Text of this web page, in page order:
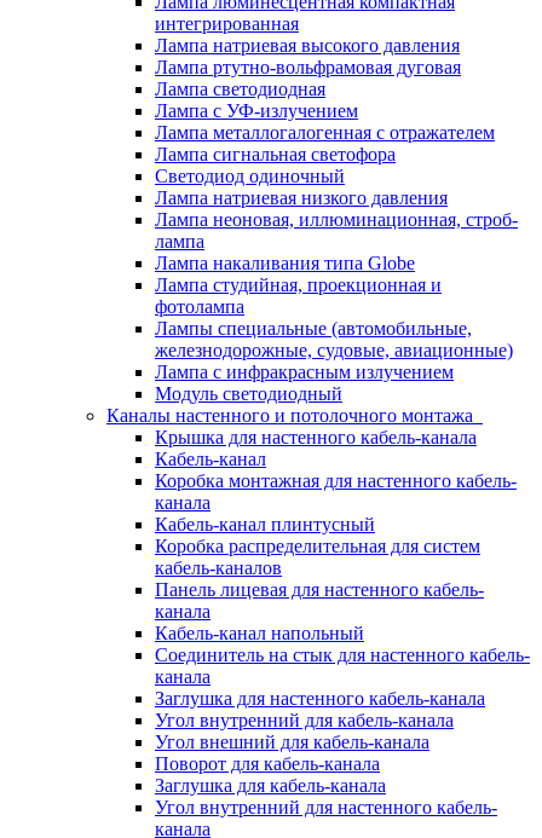
интегрированная
Лампа натриевая высокого давления
Лампа ртутно-вольфрамовая дуговая
Лампа светодиодная
Лампа с УФ-излучением
Лампа металлогалогенная с отражателем
Лампа сигнальная светофора
Светодиод одиночный
Лампа натриевая низкого давления
Лампа неоновая, иллюминационная, строб-
лампа
Лампа накаливания типа Globe
Лампа студийная, проекционная и
фотолампа
Лампы специальные (автомобильные,
железнодорожные, судовые, авиационные)
Лампа с инфракрасным излучением
Модуль светодиодный
Каналы настенного и потолочного монтажа
Крышка для настенного кабель-канала
Кабель-канал
Коробка монтажная для настенного кабель-
канала
Кабель-канал плинтусный
Коробка распределительная для систем
кабель-каналов
Панель лицевая для настенного кабель-
канала
Кабель-канал напольный
Соединитель на стык для настенного кабель-
канала
Заглушка для настенного кабель-канала
Угол внутренний для кабель-канала
Угол внешний для кабель-канала
Поворот для кабель-канала
Заглушка для кабель-канала
Угол внутренний для настенного кабель-
канала